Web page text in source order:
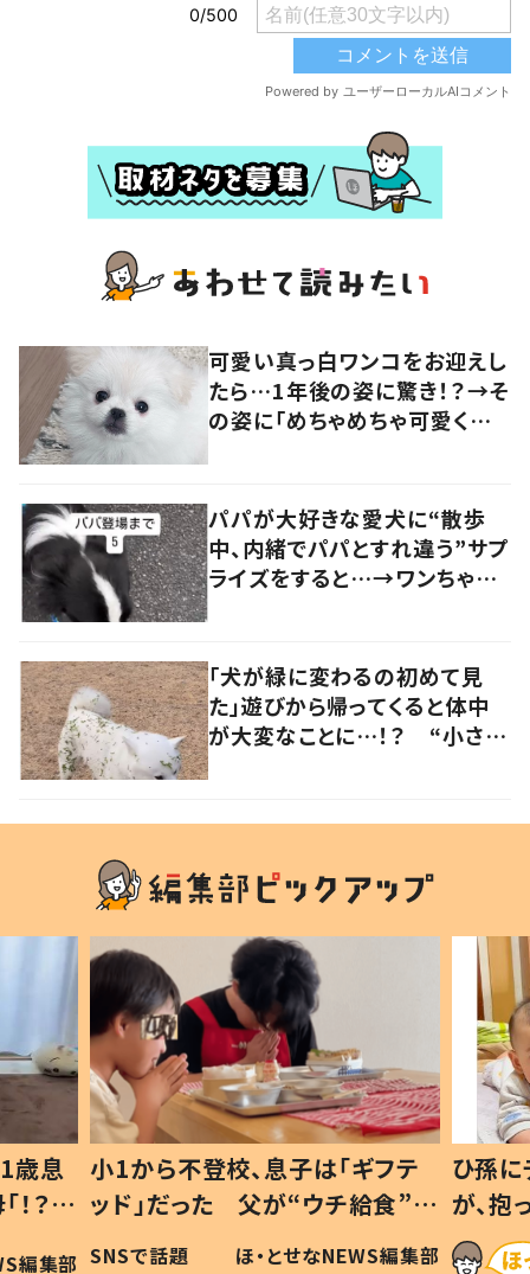
可愛い真っ白ワンコをお迎えし
たら…1年後の姿に驚き！？→そ
の姿に「めちゃめちゃ可愛くて
パパが大好きな愛犬に“散歩
中、内緒でパパとすれ違う”サプ
ライズをすると…→ワンちゃん
「犬が緑に変わるの初めて見
た」遊びから帰ってくると体中
が大変なことに…！？ “小さい
歳息
？」
編集部
小1から不登校、息子は「ギフテ
ッド」だった 父が“ウチ給食”を
作り続ける理由とは #令和の親
SNSで話題 ほ・とせなNEWS編集部
ひ孫
が、
「涙が